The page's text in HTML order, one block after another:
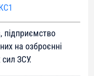
підприємство
на озброєнні
сил ЗСУ.